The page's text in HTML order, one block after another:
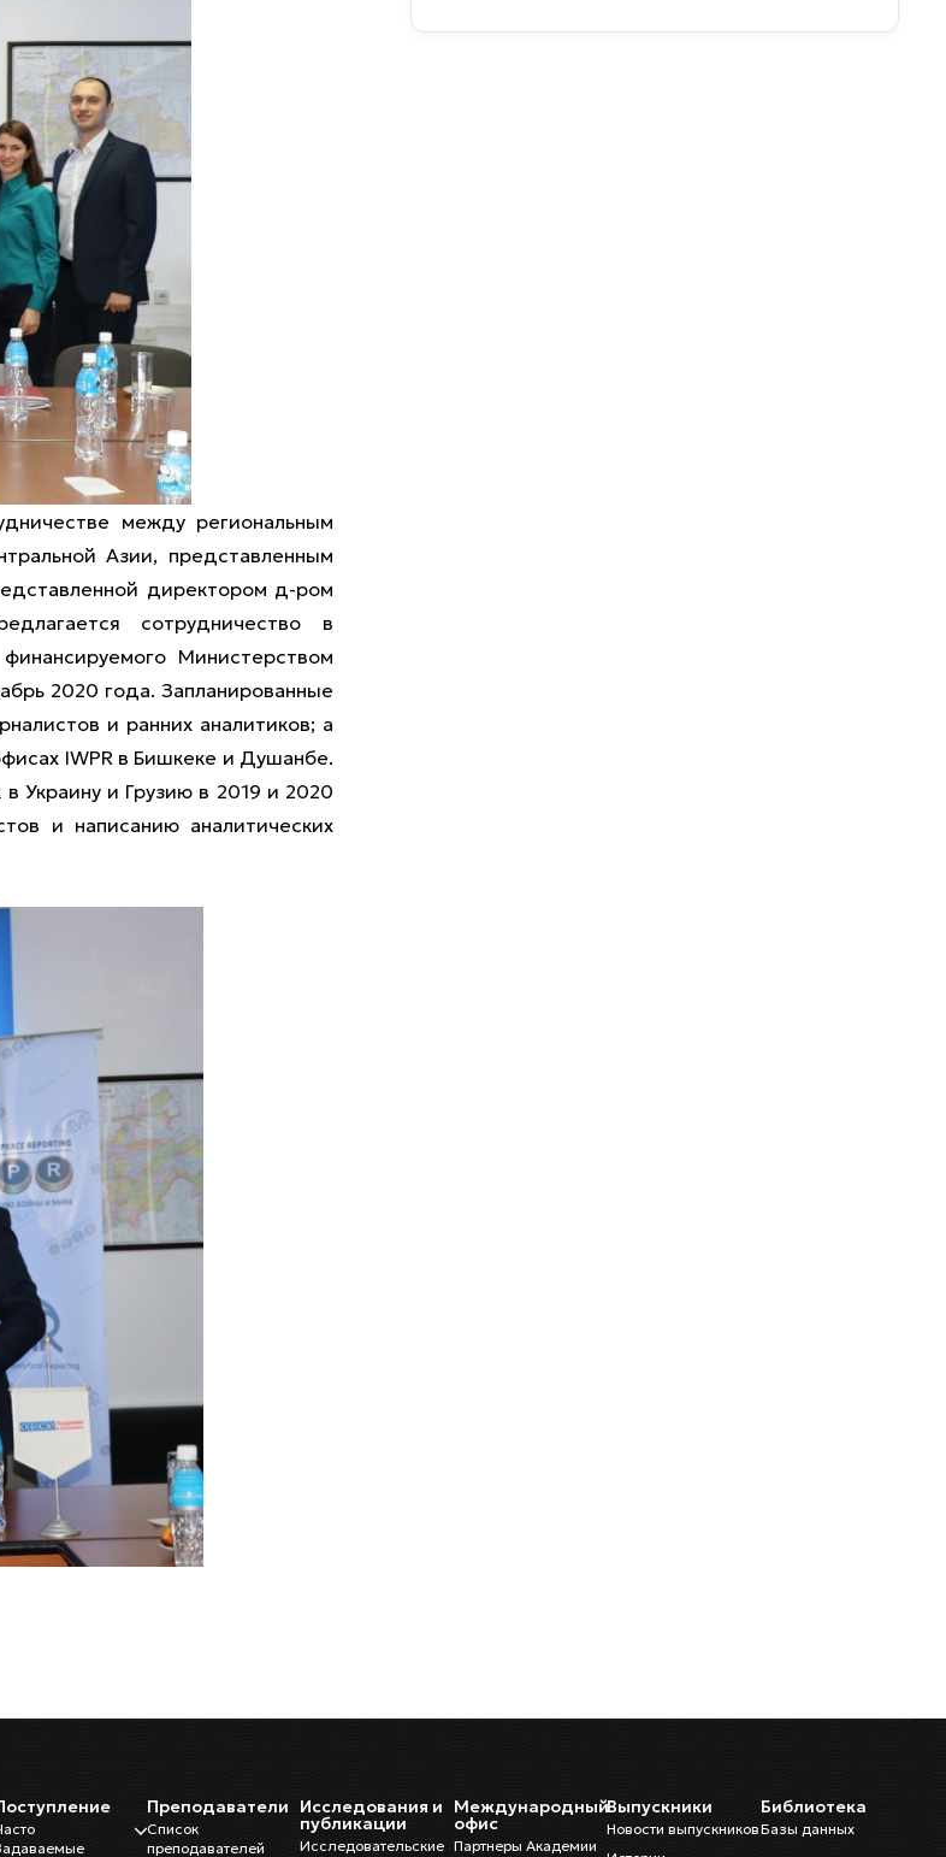
между региональным
Азии, представленным
директором д-ром
сотрудничество в
Министерством
2020 года. Запланированные
и ранних аналитиков; а
IWPR в Бишкеке и Душанбе.
Украину и Грузию в 2019 и 2020
и написанию аналитических
Преподаватели
Список
преподавателей
Исследования и
публикации
Исследовательские
Международный
офис
Партнеры Академии
Выпускники
Новости выпускников
Библиотека
Базы данных